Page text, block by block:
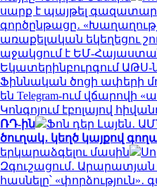
սարք է պայթել
գործընթացը․
առաքելական եկեղեցու
աջակցում է ԵՄ-
Եկատերինբուրգում ԱԹՍ-
Ֆիննական ծոցի ափերի
են Telegram-ում վճարովի
Կոնգոյում էբոլայով
ՌԴ-ին
Ֆոն դեր Լայեն․
ծուղակ․ կեղծ կայքով
երկարաձգելու մասին
Զգուշացում․
հասնելը՝